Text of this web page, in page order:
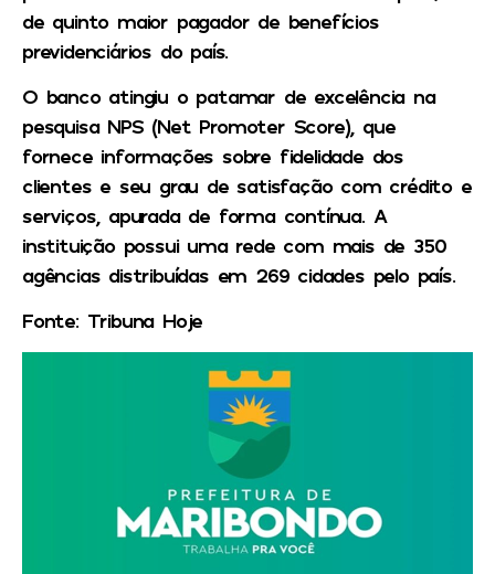
de quinto maior pagador de benefícios
previdenciários do país.
O banco atingiu o patamar de excelência na
pesquisa NPS (Net Promoter Score), que
fornece informações sobre fidelidade dos
clientes e seu grau de satisfação com crédito e
serviços, apurada de forma contínua. A
instituição possui uma rede com mais de 350
agências distribuídas em 269 cidades pelo país.
Fonte: Tribuna Hoje